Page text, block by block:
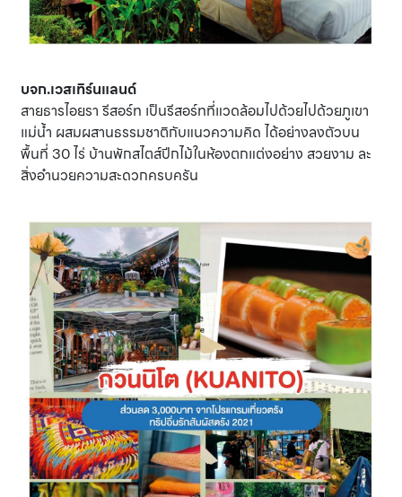
บจก.เวสเทิร์นแลนด์
สายธารไอยรา รีสอร์ท เป็นรีสอร์ทที่แวดล้อมไปด้วยไปด้วยภูเขา
แม่น้ำ ผสมผสานธรรมชาติกับแนวความคิด ได้อย่างลงตัวบน
พื้นที่ 30 ไร่ บ้านพักสไตส์ปีกไม้ในห้องตกแต่งอย่าง สวยงาม ละ
สิ่งอำนวยความสะดวกครบครัน